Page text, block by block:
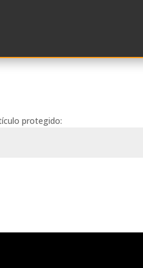
protegido: